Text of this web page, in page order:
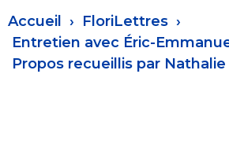
Fil
d'Ariane
Accueil
FloriLettres
Entretien avec Éric-
Propos recueillis par